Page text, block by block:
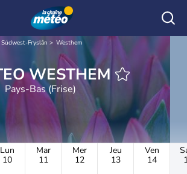
Súdwest-Fryslân Westhem
METEO WESTHEM
Pays-Bas (Frise)
Lun
10
Mar
11
Mer
12
Jeu
13
Ven
14